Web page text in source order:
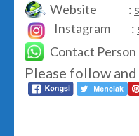
Website :
Instagram :
Contact Person
Please follow